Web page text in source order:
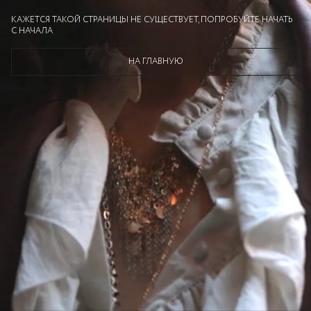
КАЖЕТСЯ ТАКОЙ СТРАНИЦЫ НЕ СУЩЕСТВУЕТ, ПОПРОБУЙТЕ НАЧАТЬ
С НАЧАЛА
НА ГЛАВНУЮ